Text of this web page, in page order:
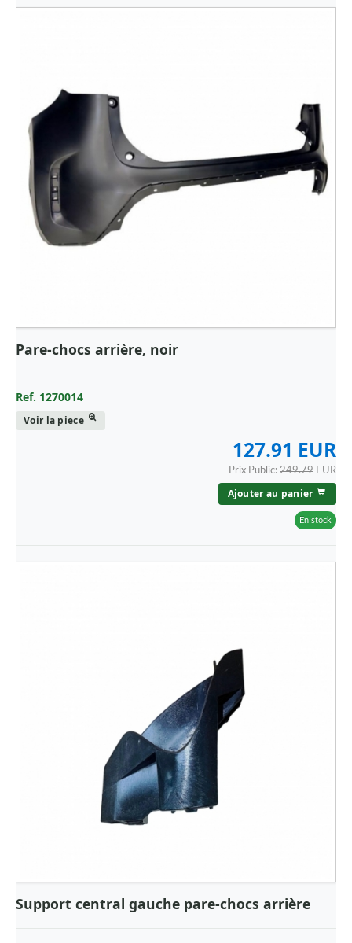
Pare-chocs arrière, noir
Ref. 1270014
Voir la piece
127.91 EUR
Prix Public: 249.79 EUR
Ajouter au panier
En stock
Support central gauche pare-chocs arrière